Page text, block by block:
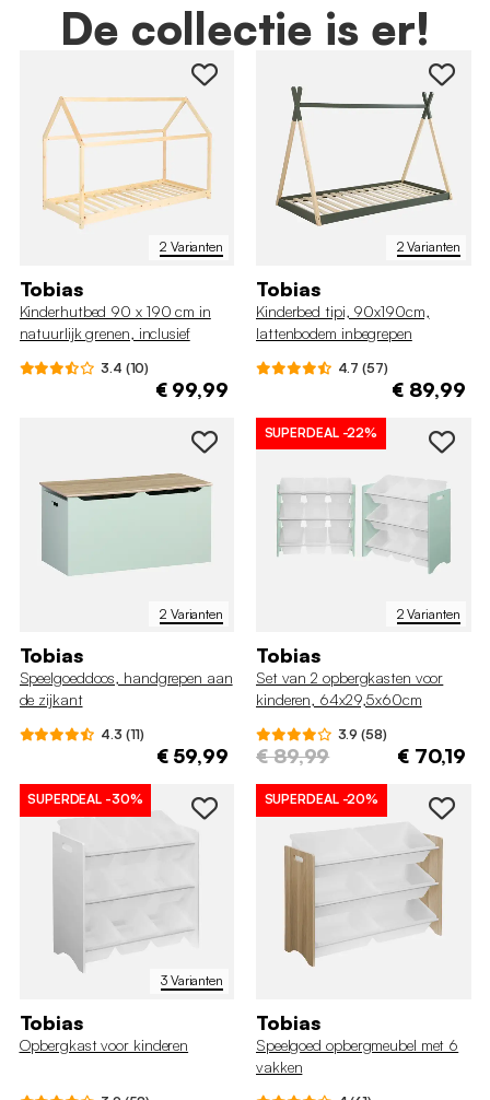
De collectie is er!
2 Varianten
Tobias
Kinderhutbed 90 x 190 cm in
natuurlijk grenen, inclusief
3.4 (10)
€ 99,99
2 Varianten
Tobias
Kinderbed tipi, 90x190cm,
lattenbodem inbegrepen
4.7 (57)
€ 89,99
2 Varianten
Tobias
Speelgoeddoos, handgrepen aan
de zijkant
4.3 (11)
€ 59,99
2 Varianten
SUPERDEAL-22%
Tobias
Set van 2 opbergkasten voor
kinderen, 64x29,5x60cm
3.9 (58)
€ 89,99 € 70,19
3 Varianten
SUPERDEAL -30%
Tobias
Opbergkast voor kinderen
SUPERDEAL-20%
Tobias
Speelgoed opbergmeubel met 6
vakken